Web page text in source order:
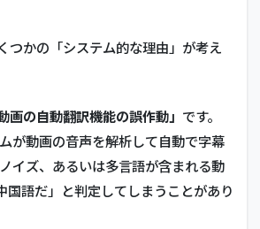
つかの「システム的な理由」が考え
動画の自動翻訳機能の誤作動」 です。
が動画の音声を解析して自動で字幕
イズ、あるいは多言語が含まれる動
国語だ」と判定してしまうことがあり